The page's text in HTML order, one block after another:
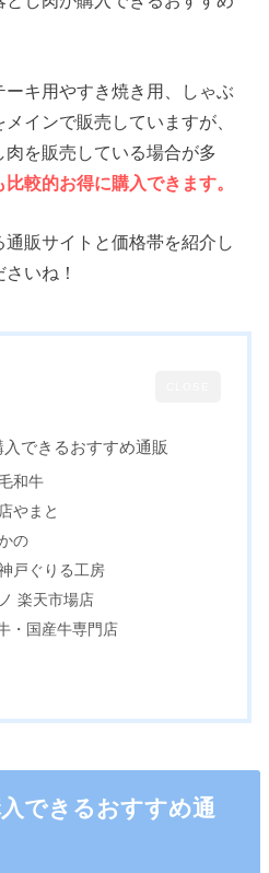
キ用やすき焼き用、しゃぶ
インで販売していますが、
を販売している場合が多
較的お得に購入できます。
販サイトと価格帯を紹介し
いね！
できるおすすめ通販
和牛
やまと
の
戸ぐりる工房
楽天市場店
・国産牛専門店
できるおすすめ通